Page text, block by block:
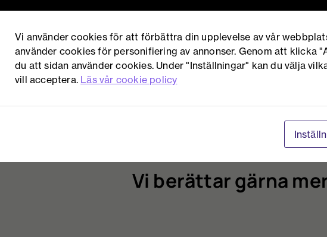
Vi berättar gärna
Vi använder cookies för att förbättra din upplevelse av vår
använder cookies för personifiering av annonser. Genom att klicka
du att sidan använder cookies. Under "Inställningar" kan du välja
vill acceptera. Läs vår cookie policy